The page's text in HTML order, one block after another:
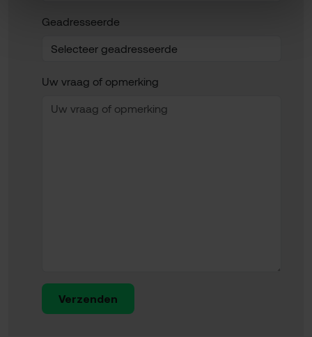
Geadresseerde
Uw vraag of opmerking
Verzenden